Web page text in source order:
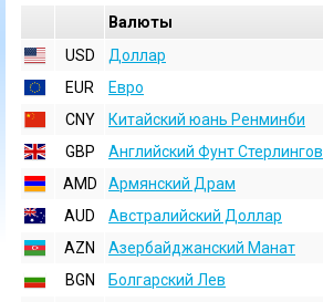
Валюты
USD
Доллар
EUR
Евро
CNY
Китайский юань Ренминби
GBP
Английский Фунт Стерлингов
AMD
Армянский Драм
AUD
Австралийский Доллар
AZN
Азербайджанский Манат
BGN
Болгарский Лев